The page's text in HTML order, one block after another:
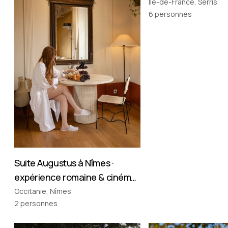
Suite Augustus à Nîmes ·
expérience romaine & cinéma
privé
Occitanie, Nîmes
2 personnes
Île-de-France, Serris
6 personnes